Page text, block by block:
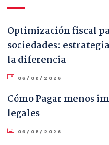
Optimización fiscal
sociedades:
la diferencia
06/08/2026
Cómo Pagar menos
legales
06/08/2026